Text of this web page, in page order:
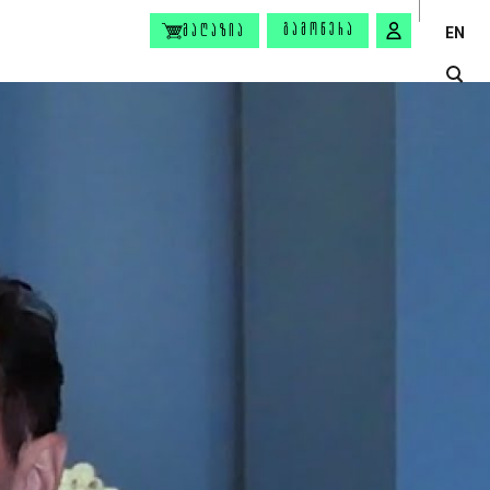
ᲛᲐᲦᲐᲖᲘᲐ ᲒᲐᲛᲝᲬᲔᲠᲐ EN